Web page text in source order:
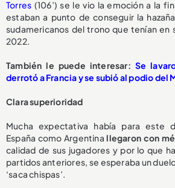
Torres (106’) se le vio la emoción a la
estaban a punto de conseguir la
sudamericanos del trono que tenían en
2022.
También le puede interesar: Se
derrotó a Francia y se subió al podio del
Clara superioridad
Mucha expectativa había para este
España como Argentina llegaron con
calidad de sus jugadores y por lo que
partidos anteriores, se esperaba un
‘saca chispas’.